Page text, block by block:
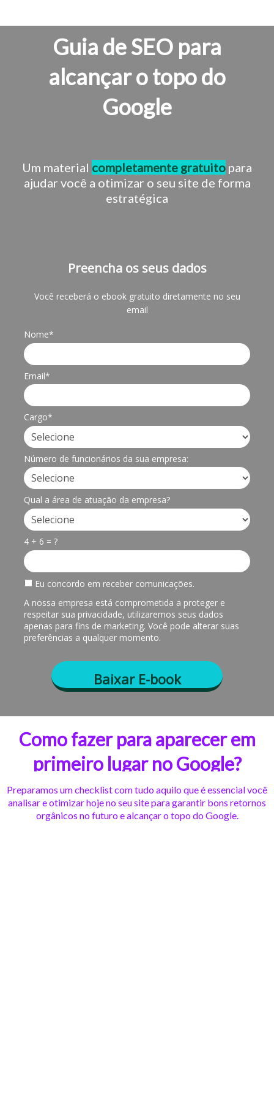
Guia de SEO para
alcançar o topo do
Google
Um material completamente gratuito para
ajudar você a otimizar o seu site de forma
estratégica
Preencha os seus dados
Você receberá o ebook gratuito diretamente no seu
email
Nome*
Email*
Cargo*
Número de funcionários da sua empresa:
Qual a área de atuação da empresa?
4 + 6 = ?
Eu concordo em receber comunicações.
A nossa empresa está comprometida a proteger e
respeitar sua privacidade, utilizaremos seus dados
apenas para fins de marketing. Você pode alterar suas
preferências a qualquer momento.
Baixar E-book
Como fazer para aparecer em
primeiro lugar no Google?
Preparamos um checklist com tudo aquilo que é essencial você
analisar e otimizar hoje no seu site para garantir bons retornos
orgânicos no futuro e alcançar o topo do Google.